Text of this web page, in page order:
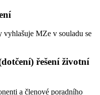
MZe v souladu se
řešení životní
a členové poradního